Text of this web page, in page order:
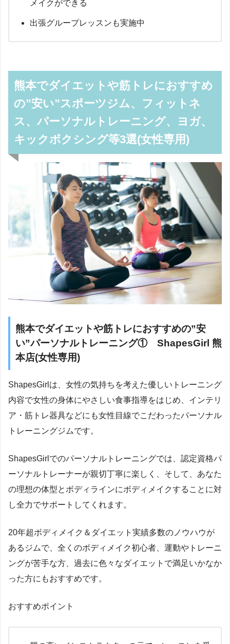
メイクができる
出張グループレッスンも実施中
熊本でダイエットや筋トレにおすすめ
の”安い”スポーツジム、フィットネ
ス、パーソナルトレーニング、ヨガ、
キックボクシング等3選(女性専用)
熊本でダイエットや筋トレにおすすめの”安
い”パーソナルトレーニング① ShapesGirl 熊
本店(女性専用)
ShapesGirlは、女性の気持ちを考えた優しいトレーニング
内容で女性の身体にやさしい食事指導をはじめ、インテリ
ア・筋トレ器具などにも女性目線でこだわったパーソナル
トレーニングジムです。
ShapesGirlでのパーソナルトレーニングでは、認定資格パ
ーソナルトレーナーが親切丁寧に楽しく、そして、あなた
の理想の体型とボディラインにボディメイクすることに対
し全力でサポートしてくれます。
20年超ボディメイク＆ダイエット実績多数のノウハウが
あるジムで、全くのボディメイク初心者、運動やトレーニ
ングが苦手な方、過去に色々なダイエットで満足いかなか
った方にもおすすめです。
おすすめポイント